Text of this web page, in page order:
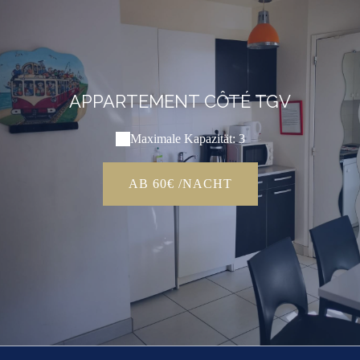
APPARTEMENT CÔTÉ TGV
Maximale Kapazität: 3
AB 60€ /NACHT